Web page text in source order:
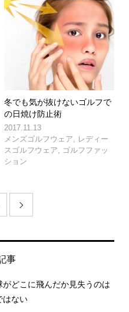
冬でも気が抜けないゴルフで
の日焼け防止術
2017.11.13
メンズゴルフウェア, レディー
スゴルフウェア, ゴルフファッ
ション

事
がどこに飛んだか見失うのは
はない